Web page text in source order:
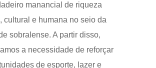
manancial de riqueza
cultural e humana no seio da
sobralense. A partir disso,
a necessidade de reforçar
de esporte, lazer e